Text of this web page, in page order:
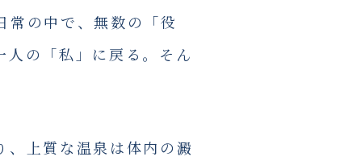
常の中で、無数の「役
の「私」に戻る。そん
、上質な温泉は体内の澱